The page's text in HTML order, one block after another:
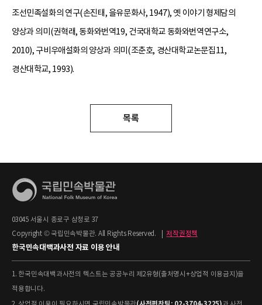
조선민족설화의 연구(손진태, 을유문화사, 1947), 옛 이야기 형제담의
양상과 의미(권혁래, 동화와번역19, 건국대학교 동화와번역연구소,
2010), 구비우애설화의 양상과 의미(조춘호, 경산대학교논문집11,
경산대학교, 1993).
목록
03045 서울시 종로구 삼청로 37
Copyright © 국립민속박물관. All Rights Reserved.
저작권정책
한국민속대백과사전 자료 이용 안내
1. 한국민속대백과사전의 텍스트는 공공누리 제2유형(출처명시+상업적 이용금지)을
적용합니다.